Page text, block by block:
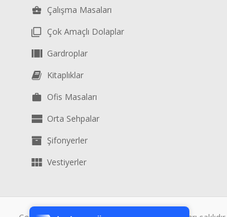
7/24 Canlı Destek
Çalışma Masaları
Çok Amaçlı Dolaplar
Gardroplar
Kitaplıklar
Ofis Masaları
Orta Sehpalar
Şifonyerler
Vestiyerler